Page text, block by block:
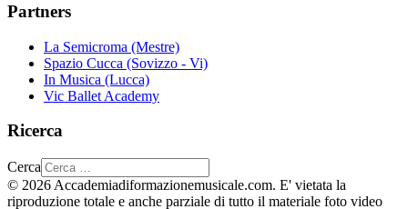
Partners
La Semicroma (Mestre)
Spazio Cucca (Sovizzo - Vi)
In Musica (Lucca)
Vic Ballet Academy
Ricerca
Cerca
© 2026 Accademiadiformazionemusicale.com. E' vietata la
riproduzione totale e anche parziale di tutto il materiale foto video